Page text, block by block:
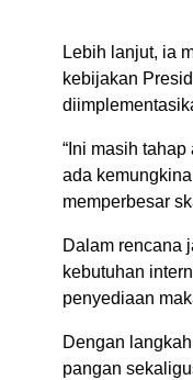
Lebih lanjut, ia
kebijakan
“Ini masih
ada
memperbesar
Dalam rencana
kebutuhan
penyediaan
Dengan
pangan